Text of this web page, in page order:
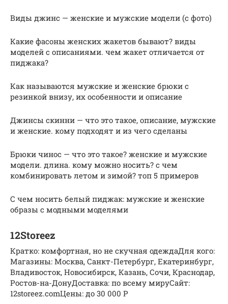
Виды джинс — женские и мужские модели (с фото)
Какие фасоны женских жакетов бывают? виды
моделей с описаниями. чем жакет отличается от
пиджака?
Как называются мужские и женские брюки с
резинкой внизу, их особенности и описание
Джинсы скинни — что это такое, описание, мужские
и женские. кому подходят и из чего сделаны
Брюки чинос — что это такое? женские и мужские
модели. длина. кому можно носить? с чем
комбинировать летом и зимой? топ 5 примеров
С чем носить белый пиджак: мужские и женские
образы с модными моделями
12Storeez
Кратко: комфортная, но не скучная одеждаДля кого:
Магазины: Москва, Санкт-Петербург, Екатеринбург,
Владивосток, Новосибирск, Казань, Сочи, Краснодар,
Ростов-на-ДонуДоставка: по всему мируСайт:
12storeez.comЦены: до 30 000 Р